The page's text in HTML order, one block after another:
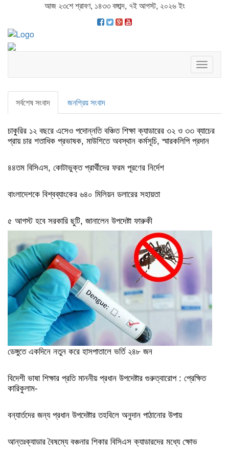
আজ ২৩শে শ্রাবণ, ১৪৩৩ বঙ্গাব্দ, ৭ই আগস্ট, ২০২৬ ইং
Toggle
সর্বশেষ সংবাদ জনপ্রিয় সংবাদ
চাকুরির ১২ বছরে এসেও পদোন্নতি বঞ্চিত শিক্ষা ক্যাডারের ৩২ ও ৩৩ ব্যাচের
প্রায় চার শতাধিক প্রভাষক, মাউশিতে অবস্থান কর্মসূচি, স্মারকলিপি প্রদান
৪৪তম বিসিএস, কোটাভুক্ত প্রার্থীদের ফরম পূরণের নির্দেশ
বাংলাদেশকে বিশ্বব্যাংকের ৬৪০ মিলিয়ন ডলারের সহায়তা
৫ আগস্ট হবে সরকারি ছুটি, জানালেন উপদেষ্টা ফারুকী
ডেঙ্গুতে একদিনে নতুন করে হাসপাতালে ভর্তি ২৪৮ জন
বিদেশী ভাষা শিক্ষার প্রতি মাননীয় প্রধান উপদেষ্টার গুরুত্বারোপ : প্রেক্ষিত
কারিকুলাম-
বন্যার্তদের জন্য প্রধান উপদেষ্টার তহবিলে অনুদান পাঠানোর উপায়
আন্তঃক্যাডার বৈষম্যে বঞ্চনার শিকার বিসিএস ক্যাডারদের মধ্যে ক্ষোভ